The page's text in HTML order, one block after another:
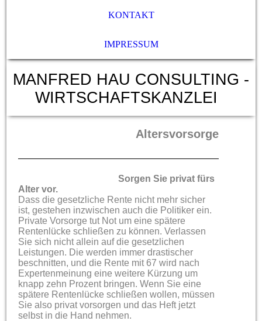
KONTAKT
IMPRESSUM
MANFRED HAU CONSULTING -
WIRTSCHAFTSKANZLEI
Altersvorsorge
Sorgen Sie privat fürs
Alter vor.
Dass die gesetzliche Rente nicht mehr sicher
ist, gestehen inzwischen auch die Politiker ein.
Private Vorsorge tut Not um eine spätere
Rentenlücke schließen zu können. Verlassen
Sie sich nicht allein auf die gesetzlichen
Leistungen. Die werden immer drastischer
beschnitten, und die Rente mit 67 wird nach
Expertenmeinung eine weitere Kürzung um
knapp zehn Prozent bringen. Wenn Sie eine
spätere Rentenlücke schließen wollen, müssen
Sie also privat vorsorgen und das Heft jetzt
selbst in die Hand nehmen.